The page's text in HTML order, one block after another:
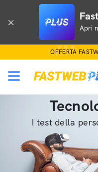
Apri
OFFERTA
I test della